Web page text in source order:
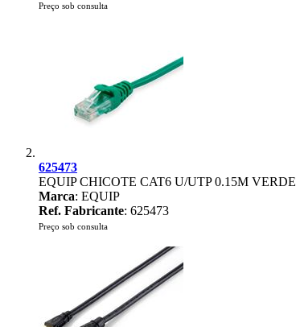
Preço sob consulta
625473
EQUIP CHICOTE CAT6 U/UTP 0.15M VERDE
Marca: EQUIP
Ref. Fabricante: 625473
Preço sob consulta